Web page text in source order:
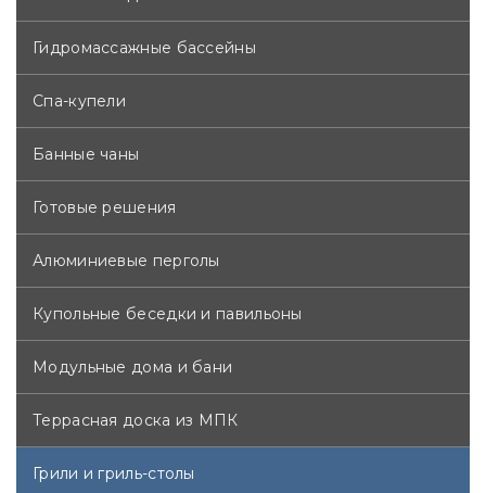
Гидромассажные бассейны
Спа-купели
Банные чаны
Готовые решения
Алюминиевые перголы
Купольные беседки и павильоны
Модульные дома и бани
Террасная доска из МПК
Грили и гриль-столы
обеспечивает прекрасную теплоизоляцию котла.
Надежный стальной корпус в стильном черном
дизайне имеет достаточно места для хранения
Колеса с фиксаторами. При необходимости к модели
серии Professional™ можно подключить электрический
вертел, который поставляется отдельно.